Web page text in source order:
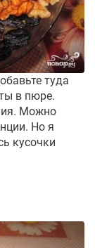
туда
в пюре.
Можно
Но я
кусочки